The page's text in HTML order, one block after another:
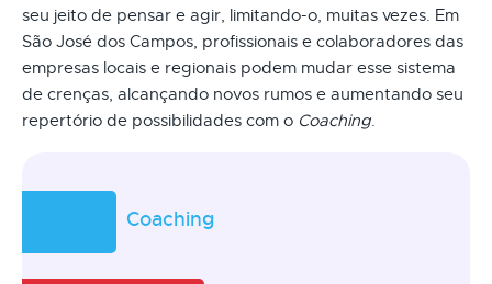
seu jeito de pensar e agir, limitando-o, muitas vezes. Em
São José dos Campos, profissionais e colaboradores das
empresas locais e regionais podem mudar esse sistema
de crenças, alcançando novos rumos e aumentando seu
repertório de possibilidades com o Coaching.